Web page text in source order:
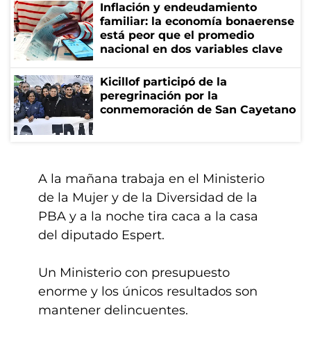
Inflación y endeudamiento
familiar: la economía bonaerense
está peor que el promedio
nacional en dos variables clave
Kicillof participó de la
peregrinación por la
conmemoración de San Cayetano
A la mañana trabaja en el Ministerio
de la Mujer y de la Diversidad de la
PBA y a la noche tira caca a la casa
del diputado Espert.
Un Ministerio con presupuesto
enorme y los únicos resultados son
mantener delincuentes.